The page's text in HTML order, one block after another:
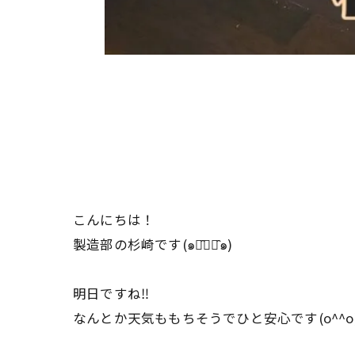
こんにちは！
製造部の杉崎です(๑･̑◡･̑๑)
明日ですね‼︎
なんとか天気ももちそうでひと安心です